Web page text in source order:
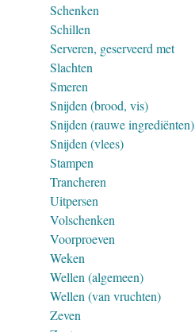
Schenken
Schillen
Serveren, geserveerd met
Slachten
Smeren
Snijden (brood, vis)
Snijden (rauwe ingrediënten)
Snijden (vlees)
Stampen
Trancheren
Uitpersen
Volschenken
Voorproeven
Weken
Wellen (algemeen)
Wellen (van vruchten)
Zeven